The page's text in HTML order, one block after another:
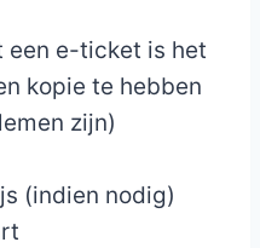
e-ticket is het
kopie te hebben
zijn)
(indien nodig)